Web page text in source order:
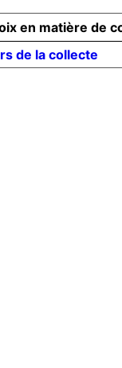
de la collecte
en matière de